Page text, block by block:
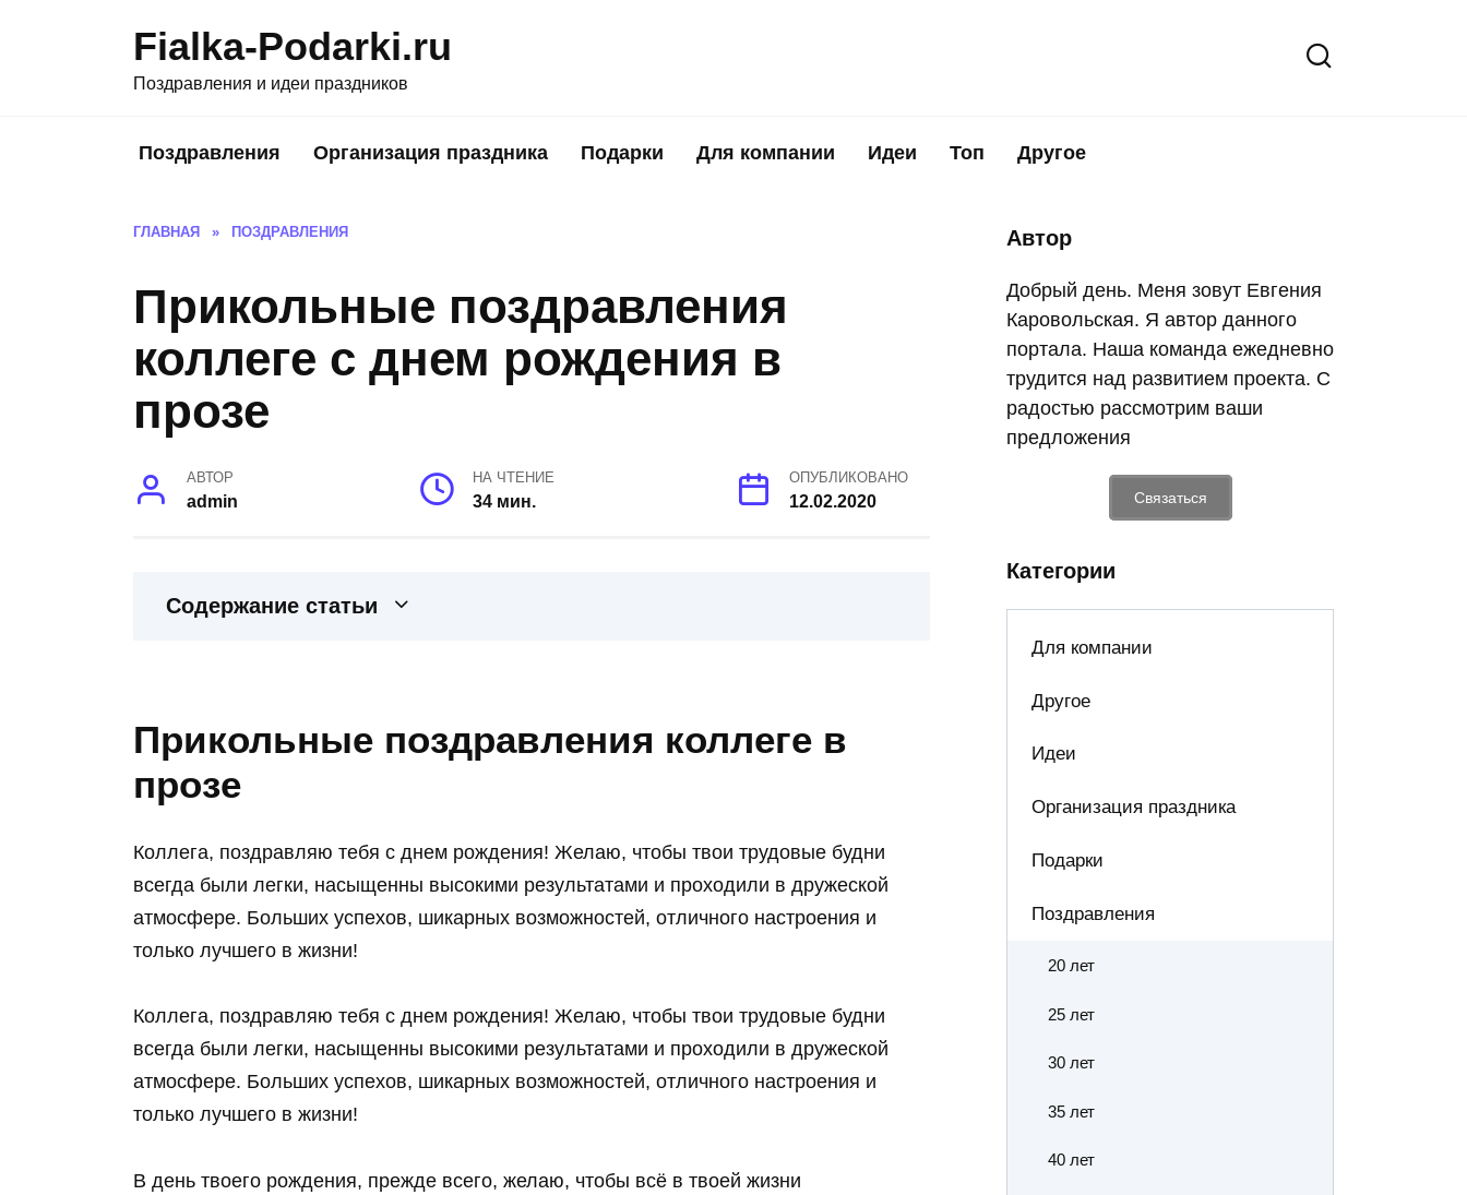
Fialka-Podarki.ru
Поздравления и идеи праздников
Поздравления Организация праздника Подарки Для компании Идеи Топ Другое
ГЛАВНАЯ » ПОЗДРАВЛЕНИЯ
Прикольные поздравления
коллеге с днем рождения в
прозе
АВТОР
admin
НА ЧТЕНИЕ
34 мин.
ОПУБЛИКОВАНО
12.02.2020
Содержание статьи
Прикольные поздравления коллеге в
прозе
Коллега, поздравляю тебя с днем рождения! Желаю, чтобы твои трудовые будни
всегда были легки, насыщенны высокими результатами и проходили в дружеской
атмосфере. Больших успехов, шикарных возможностей, отличного настроения и
только лучшего в жизни!
Коллега, поздравляю тебя с днем рождения! Желаю, чтобы твои трудовые будни
всегда были легки, насыщенны высокими результатами и проходили в дружеской
атмосфере. Больших успехов, шикарных возможностей, отличного настроения и
только лучшего в жизни!
В день твоего рождения, прежде всего, желаю, чтобы всё в твоей жизни
Автор
Добрый день. Меня зовут Евгения
Каровольская. Я автор данного
портала. Наша команда ежедневно
трудится над развитием проекта. С
радостью рассмотрим ваши
предложения
Связаться
Категории
Для компании
Другое
Идеи
Организация праздника
Подарки
Поздравления
20 лет
25 лет
30 лет
35 лет
40 лет